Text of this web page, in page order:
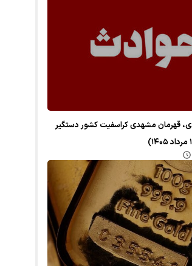
قهرمان مشهدی کراسفیت کشور دستگیر